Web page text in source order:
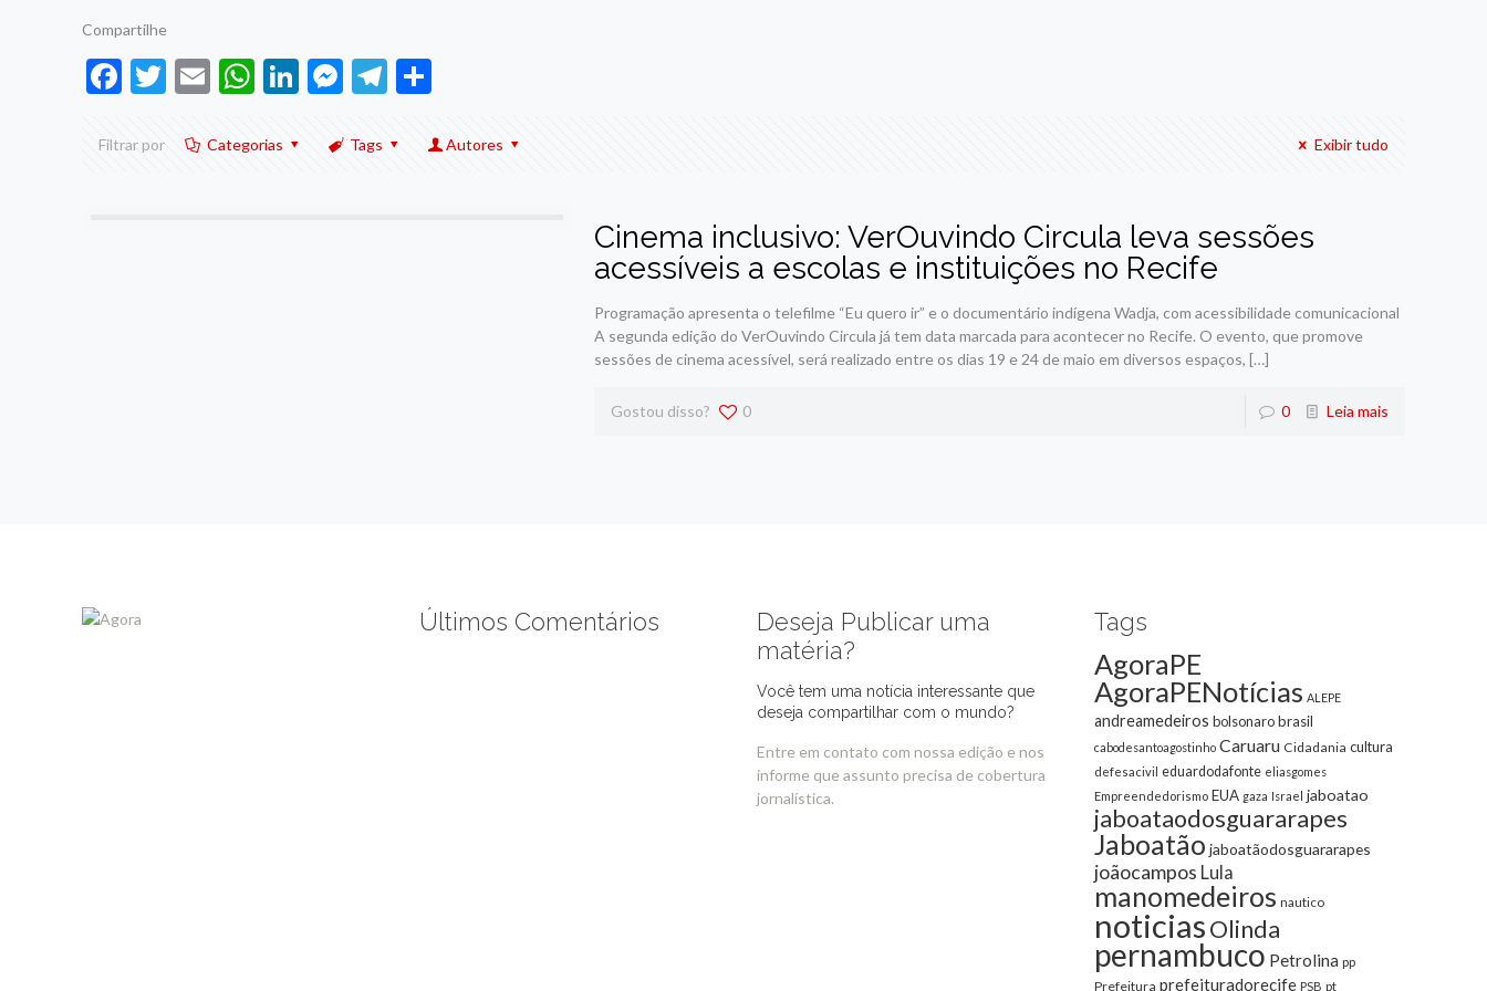
Compartilhe
Facebook
Twitter
EmailWhatsApp
LinkedIn
Messenger
Telegram
Filtrar por Categorias Tags Autores Exibir tudo
Cinema inclusivo: VerOuvindo Circula leva sessões
acessíveis a escolas e instituições no Recife
Programação apresenta o telefilme “Eu quero ir” e o documentário indígena Wadja, com acessibilidade comunicacional
A segunda edição do VerOuvindo Circula já tem data marcada para acontecer no Recife. O evento, que promove
sessões de cinema acessível, será realizado entre os dias 19 e 24 de maio em diversos espaços, […]
Gostou disso? 0 0 Leia mais
Últimos Comentários
Deseja Publicar uma
matéria?
Você tem uma notícia interessante que
deseja compartilhar com o mundo?
Entre em contato com nossa edição e nos
informe que assunto precisa de cobertura
jornalística.
Tags
AgoraPE
AgoraPENotícias ALEPE
andreamedeiros bolsonarobrasil
cabodesantoagostinho Caruaru Cidadania cultura
defesacivil eduardodafonte eliasgomes
Empreendedorismo EUA gaza Israel jaboatao
jaboataodosguararapes
Jaboatão jaboatãodosguararapes
joãocampos Lula
manomedeiros nautico
noticiasOlinda
pernambuco Petrolina pp
Prefeitura prefeituradorecife PSB pt